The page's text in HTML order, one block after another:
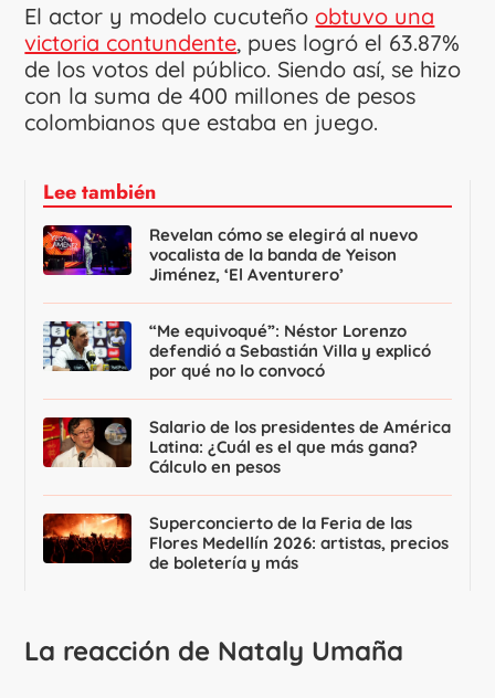
El actor y modelo cucuteño obtuvo una
victoria contundente, pues logró el 63.87%
de los votos del público. Siendo así, se hizo
con la suma de 400 millones de pesos
colombianos que estaba en juego.
Lee también
Revelan cómo se elegirá al nuevo
vocalista de la banda de Yeison
Jiménez, ‘El Aventurero’
“Me equivoqué”: Néstor Lorenzo
defendió a Sebastián Villa y explicó
por qué no lo convocó
Salario de los presidentes de América
Latina: ¿Cuál es el que más gana?
Cálculo en pesos
Superconcierto de la Feria de las
Flores Medellín 2026: artistas, precios
de boletería y más
La reacción de Nataly Umaña